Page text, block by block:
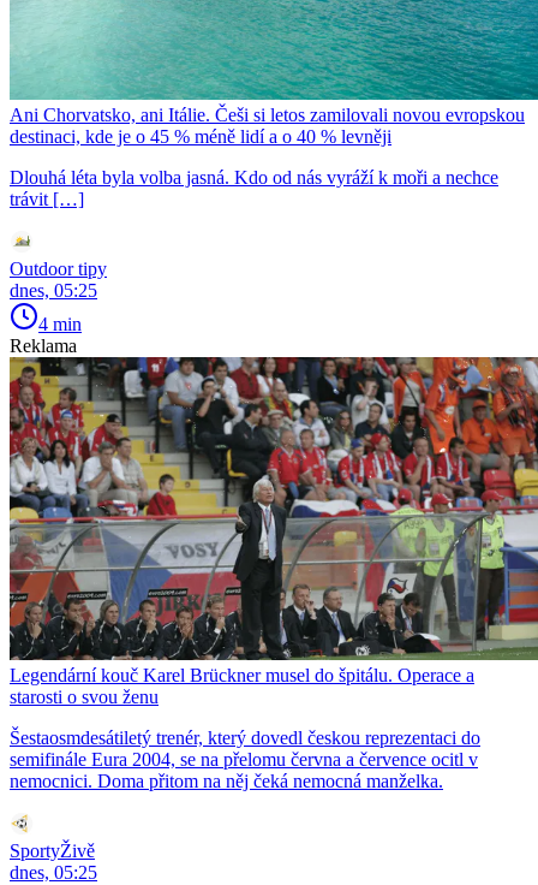
Ani Chorvatsko, ani Itálie. Češi si letos zamilovali novou evropskou
destinaci, kde je o 45 % méně lidí a o 40 % levněji
Dlouhá léta byla volba jasná. Kdo od nás vyráží k moři a nechce
trávit […]
Outdoor tipy
dnes, 05:25
4 min
Reklama
Legendární kouč Karel Brückner musel do špitálu. Operace a
starosti o svou ženu
Šestaosmdesátiletý trenér, který dovedl českou reprezentaci do
semifinále Eura 2004, se na přelomu června a července ocitl v
nemocnici. Doma přitom na něj čeká nemocná manželka.
SportyŽivě
dnes, 05:25